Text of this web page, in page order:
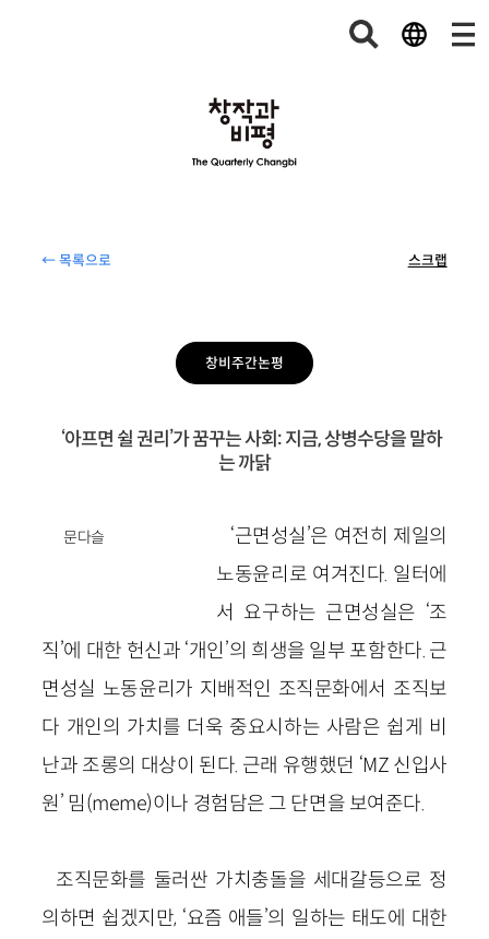
← 목록으로 스크랩
창비주간논평
‘아프면 쉴 권리’가 꿈꾸는 사회: 지금, 상병수당을 말하
는 까닭
문다슬
‘근면성실’은 여전히 제일의
노동윤리로 여겨진다. 일터에
서 요구하는 근면성실은 ‘조
직’에 대한 헌신과 ‘개인’의 희생을 일부 포함한다. 근
면성실 노동윤리가 지배적인 조직문화에서 조직보
다 개인의 가치를 더욱 중요시하는 사람은 쉽게 비
난과 조롱의 대상이 된다. 근래 유행했던 ‘MZ 신입사
원’ 밈(meme)이나 경험담은 그 단면을 보여준다.
조직문화를 둘러싼 가치충돌을 세대갈등으로 정
의하면 쉽겠지만, ‘요즘 애들’의 일하는 태도에 대한